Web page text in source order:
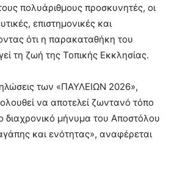
πολυάριθμους προσκυνητές, οι
επιστημονικές και
ότι η παρακαταθήκη του
τη ζωή της Τοπικής Εκκλησίας.
των «ΠΑΥΛΕΙΩΝ 2026»,
να αποτελεί ζωντανό τόπο
διαχρονικό μήνυμα του Αποστόλου
και ενότητας», αναφέρεται